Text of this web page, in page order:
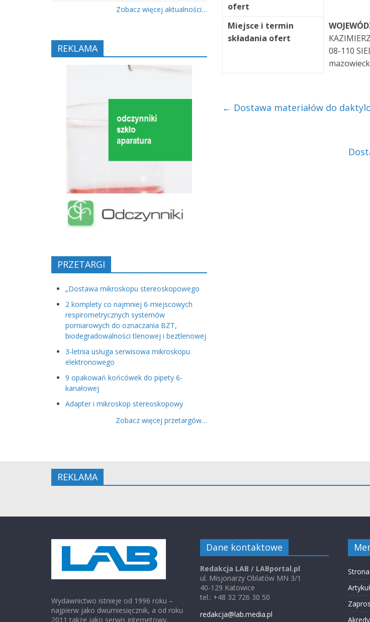
ofert
Miejsce i termin
składania ofert
08-110
← Dostawa materiałów do
Zobacz więcej aktualności…
REKLAMA
PRZETARGI
„Dostawa mikroskopu stereoskopowego
2 komplety co najmniej 6-miejscowych
respirometrycznych systemów
pomiarowych do oznaczania BZT,
biodegradowalności tlenowej i beztlenowej
3-letnia usługa serwisowa mikroskopu
elektronowego
9 opakowań końcówek do pipety 6-
kanałowej
Adapter i mikroskop stereoskopowy
Zobacz więcej przetargów…
REKLAMA
Wydawnictwo istnieje od 1996 roku –
najpierw jako dwumiesięcznik, a od roku
2011 także jako serwis internetowy.
Dane kontaktowe
Redakcja LAB / LABportal.pl
ul. Misjonarzy Oblatów MN 3/1
40-129 Katowice
tel.: +48 32 726 30 50
redakcja@lab.media.pl